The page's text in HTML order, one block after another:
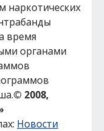
наркотических
время
органами
© 2008,
Новости